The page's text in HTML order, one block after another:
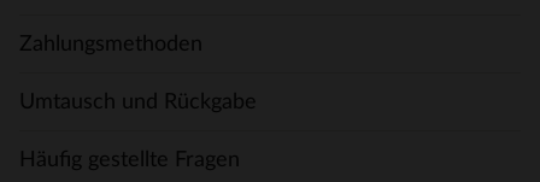
Zahlungsmethoden
Umtausch und Rückgabe
Häufig gestellte Fragen